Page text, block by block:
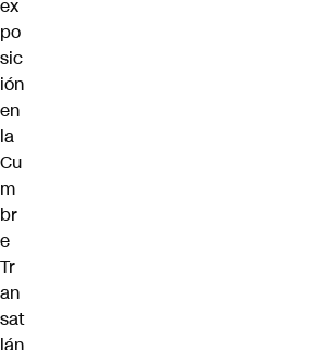
ex
po
sic
ión
en
la
Cu
m
br
e
Tr
an
sat